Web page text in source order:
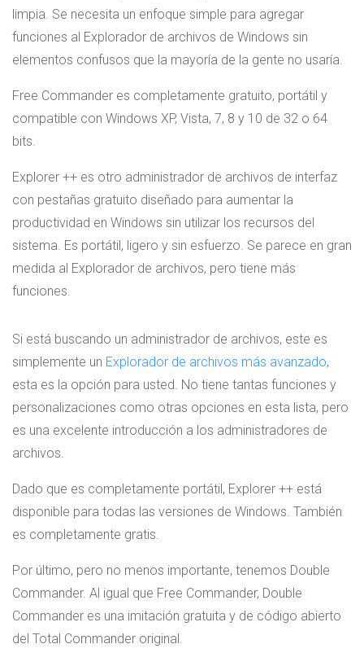
limpia. Se necesita un enfoque simple para agregar
funciones al Explorador de archivos de Windows sin
elementos confusos que la mayoría de la gente no usaría.
Free Commander es completamente gratuito, portátil y
compatible con Windows XP, Vista, 7, 8 y 10 de 32 o 64
bits.
Explorer ++ es otro administrador de archivos de interfaz
con pestañas gratuito diseñado para aumentar la
productividad en Windows sin utilizar los recursos del
sistema. Es portátil, ligero y sin esfuerzo. Se parece en gran
medida al Explorador de archivos, pero tiene más
funciones.
Si está buscando un administrador de archivos, este es
simplemente un Explorador de archivos más avanzado,
esta es la opción para usted. No tiene tantas funciones y
personalizaciones como otras opciones en esta lista, pero
es una excelente introducción a los administradores de
archivos.
Dado que es completamente portátil, Explorer ++ está
disponible para todas las versiones de Windows. También
es completamente gratis.
Por último, pero no menos importante, tenemos Double
Commander. Al igual que Free Commander, Double
Commander es una imitación gratuita y de código abierto
del Total Commander original.